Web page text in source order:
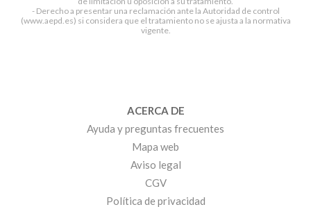
- Derecho a presentar una reclamación ante la Autoridad de control
(www.aepd.es) si considera que el tratamiento no se ajusta a la normativa
vigente.
ACERCA DE
Ayuda y preguntas frecuentes
Mapa web
Aviso legal
CGV
Política de privacidad